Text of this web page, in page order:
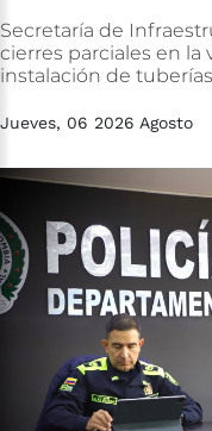
Secretaría de
cierres parciales en la
instalación de tuberías
Jueves, 06 2026 Agosto